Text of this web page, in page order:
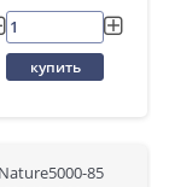
купить
85